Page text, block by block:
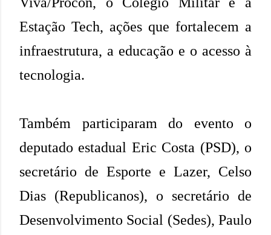
Estação Tech, ações que fortalecem a
infraestrutura, a educação e o acesso à
tecnologia.
Também participaram do evento o
deputado estadual Eric Costa (PSD), o
secretário de Esporte e Lazer, Celso
Dias (Republicanos), o secretário de
Desenvolvimento Social (Sedes), Paulo